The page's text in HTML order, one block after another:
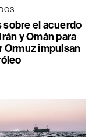
sobre el acuerdo
y Omán para
Ormuz impulsan